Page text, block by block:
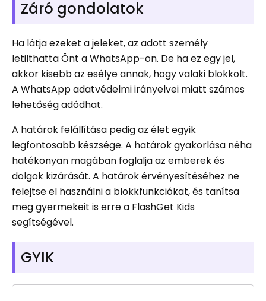
Záró gondolatok
Ha látja ezeket a jeleket, az adott személy
letilthatta Önt a WhatsApp-on. De ha ez egy jel,
akkor kisebb az esélye annak, hogy valaki blokkolt.
A WhatsApp adatvédelmi irányelvei miatt számos
lehetőség adódhat.
A határok felállítása pedig az élet egyik
legfontosabb készsége. A határok gyakorlása néha
hatékonyan magában foglalja az emberek és
dolgok kizárását. A határok érvényesítéséhez ne
felejtse el használni a blokkfunkciókat, és tanítsa
meg gyermekeit is erre a FlashGet Kids
segítségével.
GYIK